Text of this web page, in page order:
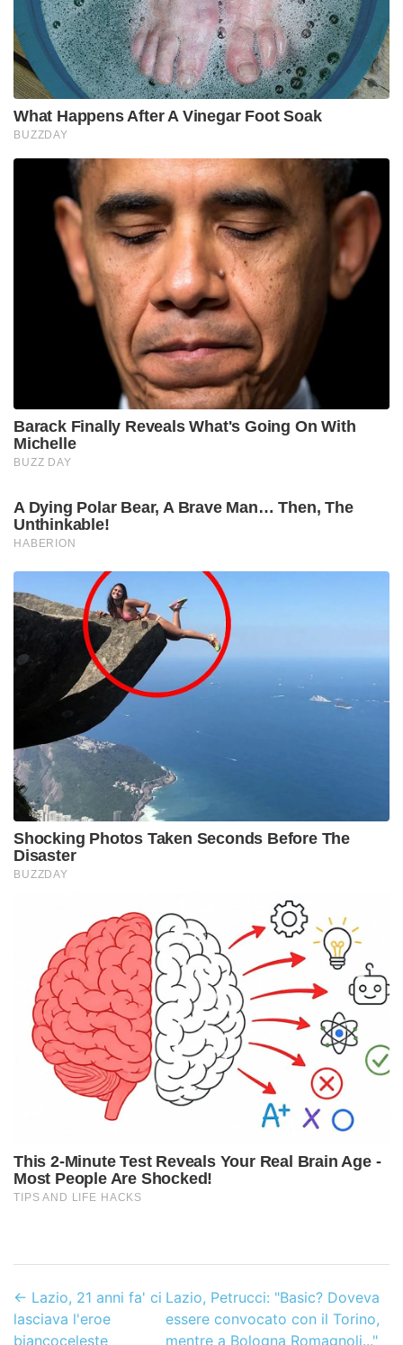
← Lazio, 21 anni fa' ci
lasciava l'eroe
biancoceleste
Lazio, Petrucci: "Basic? Doveva
essere convocato con il Torino,
mentre a Bologna Romagnoli..."